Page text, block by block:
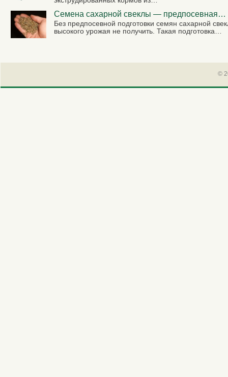
Семена сахарной свеклы — предпосевная…
Без предпосевной подготовки семян сахарной
высокого урожая не получить. Такая подготовка…
©